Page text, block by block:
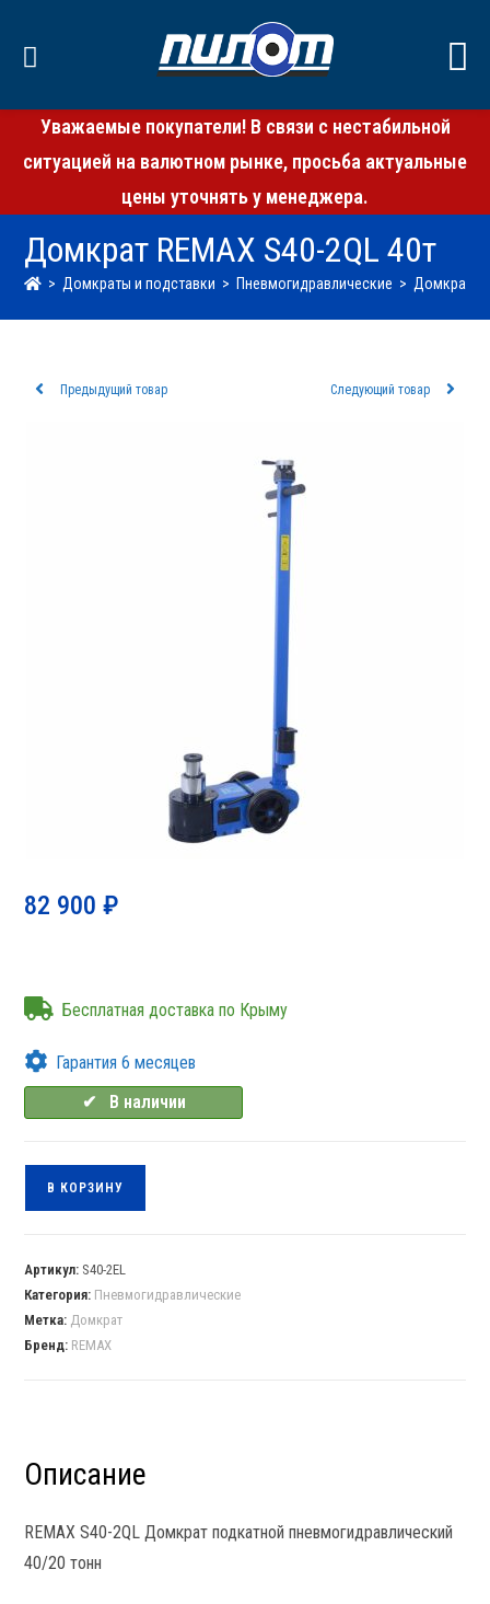
Уважаемые покупатели! В связи с нестабильной
ситуацией на валютном рынке, просьба актуальные
цены уточнять у менеджера.
Домкрат REMAX S40-2QL 40т
> Домкраты и подставки > Пневмогидравлические > Домкрат
Предыдущий товар Следующий товар
82 900₽
Бесплатная доставка по Крыму
Гарантия 6 месяцев
✔⠀В наличии
В КОРЗИНУ
Артикул: S40-2EL
Категория: Пневмогидравлические
Метка: Домкрат
Бренд: REMAX
Описание
REMAX S40-2QL Домкрат подкатной пневмогидравлический
40/20 тонн